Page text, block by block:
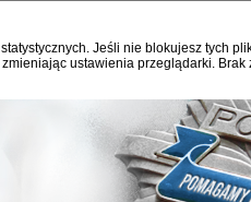
Jeśli nie blokujesz tych
ustawienia przeglądarki.